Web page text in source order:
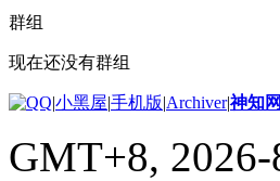
群组
现在还没有群组
|小黑屋|手机版|Archiver|神知网
GMT+8,